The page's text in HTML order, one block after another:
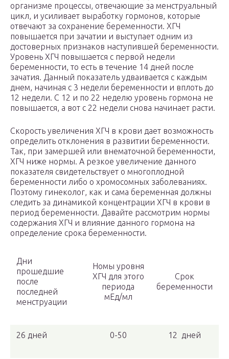
организме процессы, отвечающие за менструальный
цикл, и усиливает выработку гормонов, которые
отвечают за сохранение беременности. ХГЧ
повышается при зачатии и выступает одним из
достоверных признаков наступившей беременности.
Уровень ХГЧ повышается с первой недели
беременности, то есть в течение 14 дней после
зачатия. Данный показатель удваивается с каждым
днем, начиная с 3 недели беременности и вплоть до
12 недели. С 12 и по 22 неделю уровень гормона не
повышается, а вот с 22 недели снова начинает расти.
Скорость увеличения ХГЧ в крови дает возможность
определить отклонения в развитии беременности.
Так, при замершей или внематочной беременности,
ХГЧ ниже нормы. А резкое увеличение данного
показателя свидетельствует о многоплодной
беременности либо о хромосомных заболеваниях.
Поэтому гинеколог, как и сама беременная должны
следить за динамикой концентрации ХГЧ в крови в
период беременности. Давайте рассмотрим нормы
содержания ХГЧ и влияние данного гормона на
определение срока беременности.
Дни
прошедшие
после
последней
менструации
Номы уровня
ХГЧ для этого
периода
мЕд/мл
Срок
беременности
26 дней 0-50 12 дней